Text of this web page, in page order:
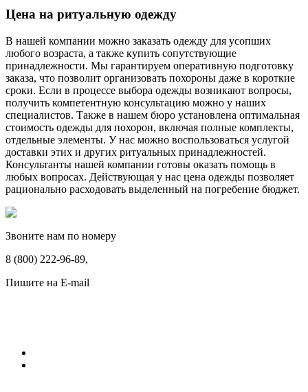
Цена на ритуальную одежду
В нашей компании можно заказать одежду для усопших
любого возраста, а также купить сопутствующие
принадлежности. Мы гарантируем оперативную подготовку
заказа, что позволит организовать похороны даже в короткие
сроки. Если в процессе выбора одежды возникают вопросы,
получить компетентную консультацию можно у наших
специалистов. Также в нашем бюро установлена оптимальная
стоимость одежды для похорон, включая полные комплекты,
отдельные элементы. У нас можно воспользоваться услугой
доставки этих и других ритуальных принадлежностей.
Консультанты нашей компании готовы оказать помощь в
любых вопросах. Действующая у нас цена одежды позволяет
рационально расходовать выделенный на погребение бюджет.
Звоните нам по номеру
8 (800) 222-96-89,
Пишите на E-mail